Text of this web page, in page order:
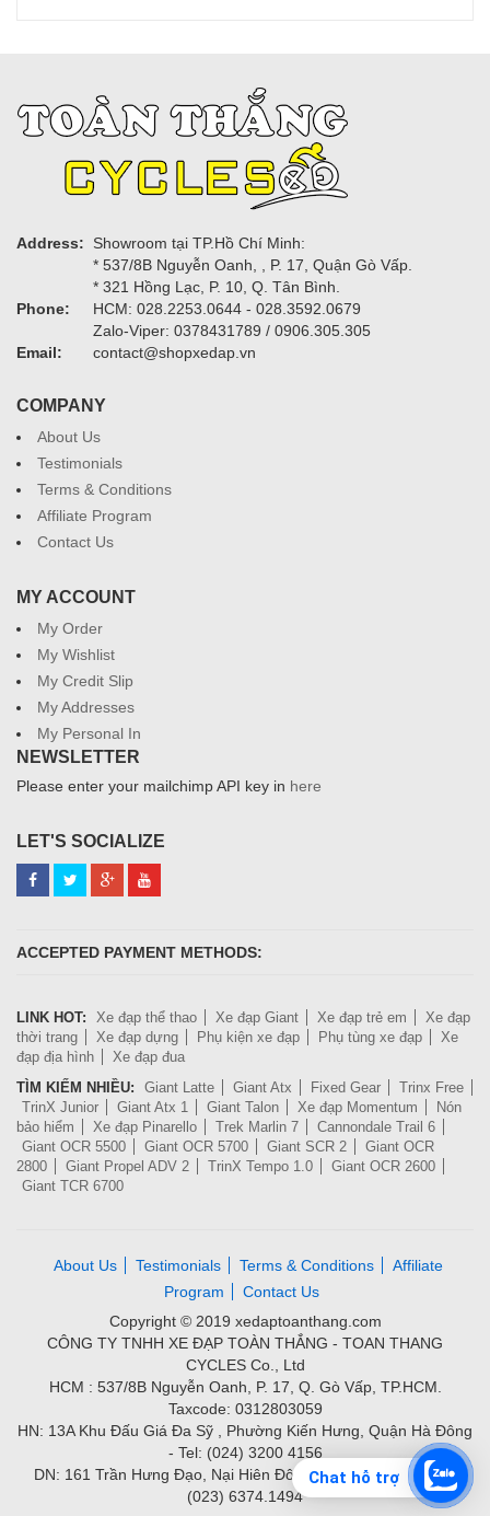
Chat hỗ trợ
Address:
Showroom tại TP.Hồ Chí Minh:
* 537/8B Nguyễn Oanh, , P. 17, Quận Gò Vấp.
* 321 Hồng Lạc, P. 10, Q. Tân Bình.
Phone:
HCM: 028.2253.0644 - 028.3592.0679
Zalo-Viper: 0378431789 / 0906.305.305
Email:
contact@shopxedap.vn
COMPANY
About Us
Testimonials
Terms & Conditions
Affiliate Program
Contact Us
MY ACCOUNT
My Order
My Wishlist
My Credit Slip
My Addresses
My Personal In
NEWSLETTER
Please enter your mailchimp API key in here
LET'S SOCIALIZE
ACCEPTED PAYMENT METHODS:
LINK HOT: Xe đạp thể thao Xe đạp Giant Xe đạp trẻ em
Xe đạp
thời trang
Xe đạp dựng Phụ kiện xe đạp Phụ tùng xe đạp
Xe
đạp địa hình
Xe đạp đua
TÌM KIẾM NHIỀU:
Giant Latte Giant Atx Fixed Gear
Trinx Free
TrinX Junior
Giant Atx 1 Giant Talon Xe đạp Momentum
Nón
bảo hiểm
Xe đạp Pinarello Trek Marlin 7
Cannondale Trail 6
Giant OCR 5500
Giant OCR 5700 Giant SCR 2
Giant OCR
2800
Giant Propel ADV 2 TrinX Tempo 1.0
Giant OCR 2600
Giant TCR 6700
About Us Testimonials Terms & Conditions
Affiliate
Program
Contact Us
Copyright © 2019 xedaptoanthang.com
CÔNG TY TNHH XE ĐẠP TOÀN THẮNG - TOAN THANG
CYCLES Co., Ltd
HCM : 537/8B Nguyễn Oanh, P. 17, Q. Gò Vấp, TP.HCM.
Taxcode: 0312803059
HN: 13A Khu Đấu Giá Đa Sỹ , Phường Kiến Hưng, Quận Hà Đông
- Tel: (024) 3200 4156
DN: 161 Trần Hưng Đạo, Nại Hiên Đông, Quận Sơn Trà - Tel:
(023) 6374.1494